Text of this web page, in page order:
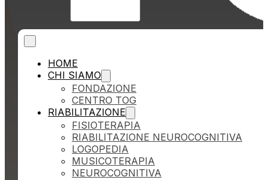
HOME
CHI SIAMO
FONDAZIONE
CENTRO TOG
RIABILITAZIONE
FISIOTERAPIA
RIABILITAZIONE NEUROCOGNITIVA
LOGOPEDIA
MUSICOTERAPIA
NEUROCOGNITIVA